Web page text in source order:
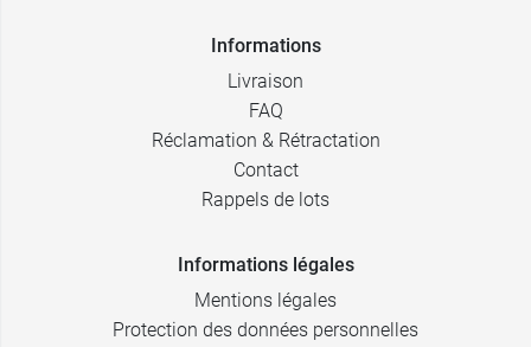
Informations
Livraison
FAQ
Réclamation & Rétractation
Contact
Rappels de lots
Informations légales
Mentions légales
Protection des données personnelles